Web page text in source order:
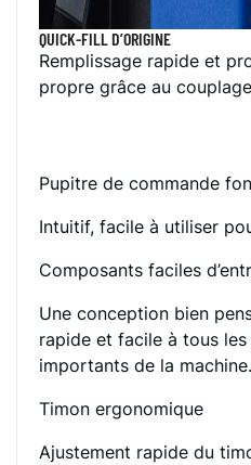
QUICK-FILL D’ORIGINE
Remplissage rapide et
propre grâce au
Pupitre de commande
Intuitif, facile à utiliser
Composants faciles
Une conception bien
rapide et facile à tous
importants de la machine.
Timon ergonomique
Ajustement rapide du